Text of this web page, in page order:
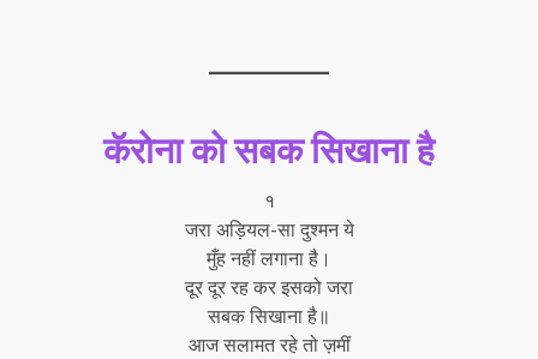
कॅरोना को सबक सिखाना है
१
जरा अड़ियल-सा दुश्मन ये
मुँह नहीं लगाना है।
दूर दूर रह कर इसको जरा
सबक सिखाना है॥
आज सलामत रहे तो ज़मीं